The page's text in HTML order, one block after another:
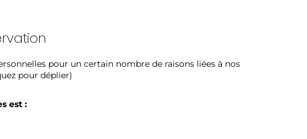
pour un certain nombre de raisons liées à nos
pour déplier)
est :